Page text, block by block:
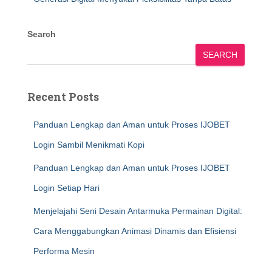
Search
SEARCH
Recent Posts
Panduan Lengkap dan Aman untuk Proses IJOBET
Login Sambil Menikmati Kopi
Panduan Lengkap dan Aman untuk Proses IJOBET
Login Setiap Hari
Menjelajahi Seni Desain Antarmuka Permainan Digital:
Cara Menggabungkan Animasi Dinamis dan Efisiensi
Performa Mesin